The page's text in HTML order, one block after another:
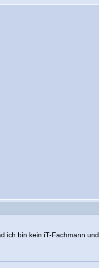
ich bin kein iT-Fachmann und